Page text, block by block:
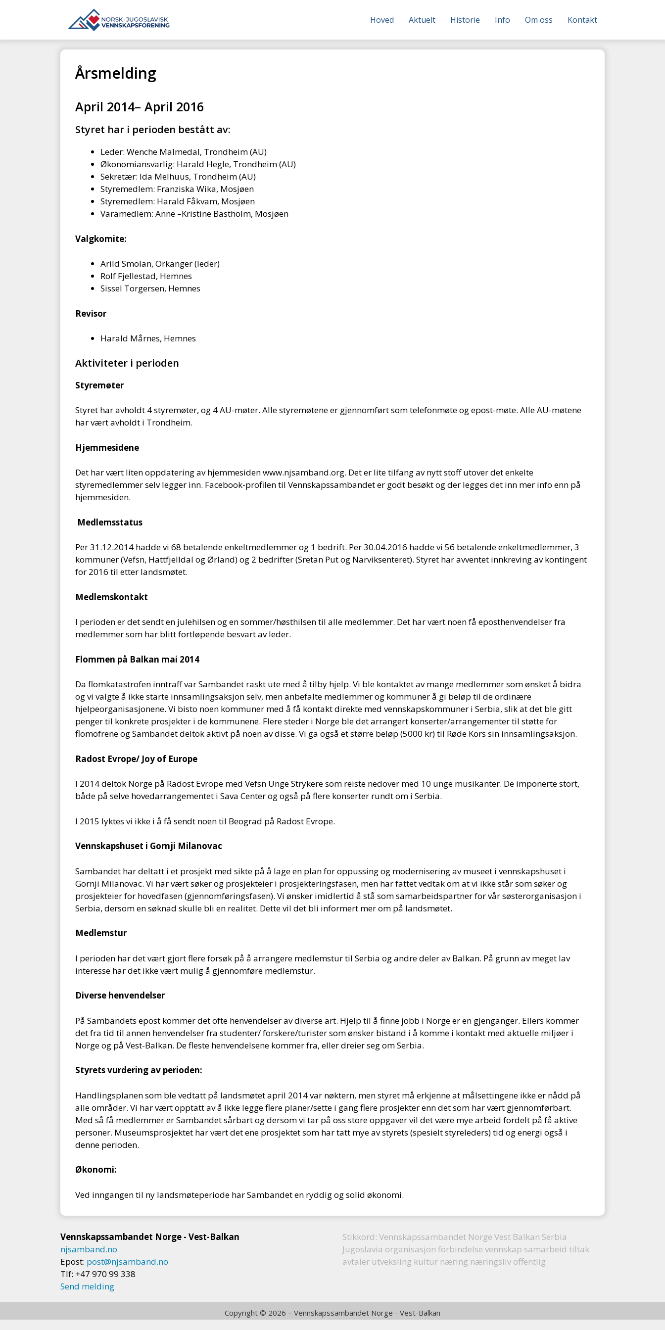
Hoved Aktuelt Historie Info Om oss Kontakt
Årsmelding
April 2014– April 2016
Styret har i perioden bestått av:
Leder: Wenche Malmedal, Trondheim (AU)
Økonomiansvarlig: Harald Hegle, Trondheim (AU)
Sekretær: Ida Melhuus, Trondheim (AU)
Styremedlem: Franziska Wika, Mosjøen
Styremedlem: Harald Fåkvam, Mosjøen
Varamedlem: Anne –Kristine Bastholm, Mosjøen
Valgkomite:
Arild Smolan, Orkanger (leder)
Rolf Fjellestad, Hemnes
Sissel Torgersen, Hemnes
Revisor
Harald Mårnes, Hemnes
Aktiviteter i perioden
Styremøter
Styret har avholdt 4 styremøter, og 4 AU-møter. Alle styremøtene er gjennomført som telefonmøte og epost-møte. Alle AU-møtene
har vært avholdt i Trondheim.
Hjemmesidene
Det har vært liten oppdatering av hjemmesiden www.njsamband.org. Det er lite tilfang av nytt stoff utover det enkelte
styremedlemmer selv legger inn. Facebook-profilen til Vennskapssambandet er godt besøkt og der legges det inn mer info enn på
hjemmesiden.
Medlemsstatus
Per 31.12.2014 hadde vi 68 betalende enkeltmedlemmer og 1 bedrift. Per 30.04.2016 hadde vi 56 betalende enkeltmedlemmer, 3
kommuner (Vefsn, Hattfjelldal og Ørland) og 2 bedrifter (Sretan Put og Narviksenteret). Styret har avventet innkreving av kontingent
for 2016 til etter landsmøtet.
Medlemskontakt
I perioden er det sendt en julehilsen og en sommer/høsthilsen til alle medlemmer. Det har vært noen få eposthenvendelser fra
medlemmer som har blitt fortløpende besvart av leder.
Flommen på Balkan mai 2014
Da flomkatastrofen inntraff var Sambandet raskt ute med å tilby hjelp. Vi ble kontaktet av mange medlemmer som ønsket å bidra
og vi valgte å ikke starte innsamlingsaksjon selv, men anbefalte medlemmer og kommuner å gi beløp til de ordinære
hjelpeorganisasjonene. Vi bisto noen kommuner med å få kontakt direkte med vennskapskommuner i Serbia, slik at det ble gitt
penger til konkrete prosjekter i de kommunene. Flere steder i Norge ble det arrangert konserter/arrangementer til støtte for
flomofrene og Sambandet deltok aktivt på noen av disse. Vi ga også et større beløp (5000 kr) til Røde Kors sin innsamlingsaksjon.
Radost Evrope/ Joy of Europe
I 2014 deltok Norge på Radost Evrope med Vefsn Unge Strykere som reiste nedover med 10 unge musikanter. De imponerte stort,
både på selve hovedarrangementet i Sava Center og også på flere konserter rundt om i Serbia.
I 2015 lyktes vi ikke i å få sendt noen til Beograd på Radost Evrope.
Vennskapshuset i Gornji Milanovac
Sambandet har deltatt i et prosjekt med sikte på å lage en plan for oppussing og modernisering av museet i vennskapshuset i
Gornji Milanovac. Vi har vært søker og prosjekteier i prosjekteringsfasen, men har fattet vedtak om at vi ikke står som søker og
prosjekteier for hovedfasen (gjennomføringsfasen). Vi ønsker imidlertid å stå som samarbeidspartner for vår søsterorganisasjon i
Serbia, dersom en søknad skulle bli en realitet. Dette vil det bli informert mer om på landsmøtet.
Medlemstur
I perioden har det vært gjort flere forsøk på å arrangere medlemstur til Serbia og andre deler av Balkan. På grunn av meget lav
interesse har det ikke vært mulig å gjennomføre medlemstur.
Diverse henvendelser
På Sambandets epost kommer det ofte henvendelser av diverse art. Hjelp til å finne jobb i Norge er en gjenganger. Ellers kommer
det fra tid til annen henvendelser fra studenter/ forskere/turister som ønsker bistand i å komme i kontakt med aktuelle miljøer i
Norge og på Vest-Balkan. De fleste henvendelsene kommer fra, eller dreier seg om Serbia.
Styrets vurdering av perioden:
Handlingsplanen som ble vedtatt på landsmøtet april 2014 var nøktern, men styret må erkjenne at målsettingene ikke er nådd på
alle områder. Vi har vært opptatt av å ikke legge flere planer/sette i gang flere prosjekter enn det som har vært gjennomførbart.
Med så få medlemmer er Sambandet sårbart og dersom vi tar på oss store oppgaver vil det være mye arbeid fordelt på få aktive
personer. Museumsprosjektet har vært det ene prosjektet som har tatt mye av styrets (spesielt styreleders) tid og energi også i
denne perioden.
Økonomi:
Ved inngangen til ny landsmøteperiode har Sambandet en ryddig og solid økonomi.
Vennskapssambandet Norge - Vest-Balkan
njsamband.no
Epost: post@njsamband.no
Tlf: +47 970 99 338
Send melding
Stikkord: Vennskapssambandet Norge Vest Balkan Serbia
Jugoslavia organisasjon forbindelse vennskap samarbeid tiltak
avtaler utveksling kultur næring næringsliv offentlig
Copyright © 2026 – Vennskapssambandet Norge - Vest-Balkan